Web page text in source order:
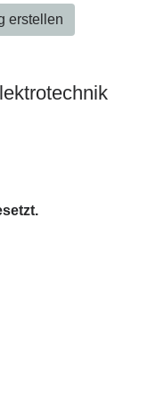
erstellen